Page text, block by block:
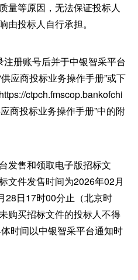
量等原因，无法保证投标人
由投标人自行承担。
册账号后并于中银智采平台
应商投标业务操作手册”或下
ctpch.fmscop.bankofchi
商投标业务操作手册”中的附
发售和领取电子版招标文
文件发售时间为2026年02月
28日17时00分止（北京时
购买招标文件的投标人不得
时间以中银智采平台通知时